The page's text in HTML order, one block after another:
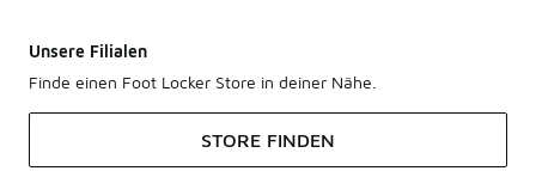
Unsere Filialen
Finde einen Foot Locker Store in deiner Nähe.
STORE FINDEN